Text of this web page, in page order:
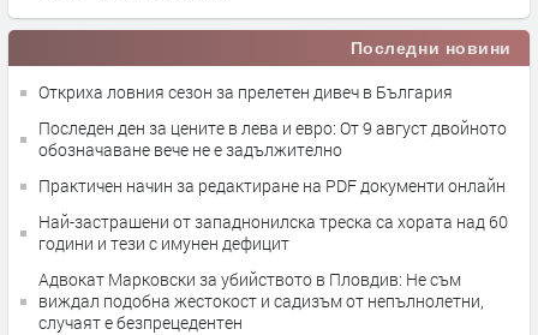
Последни новини
Откриха ловния сезон за прелетен дивеч в България
Последен ден за цените в лева и евро: От 9 август двойното
обозначаване вече не е задължително
Практичен начин за редактиране на PDF документи онлайн
Най-застрашени от западнонилска треска са хората над 60
години и тези с имунен дефицит
Адвокат Марковски за убийството в Пловдив: Не съм
виждал подобна жестокост и садизъм от непълнолетни,
случаят е безпрецедентен